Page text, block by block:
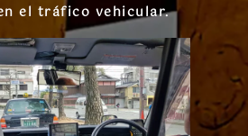
el tráfico vehicular.